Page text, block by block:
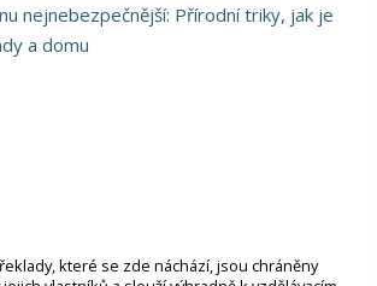
nejnebezpečnější: Přírodní triky, jak je
a domu
které se zde náchází, jsou chráněny